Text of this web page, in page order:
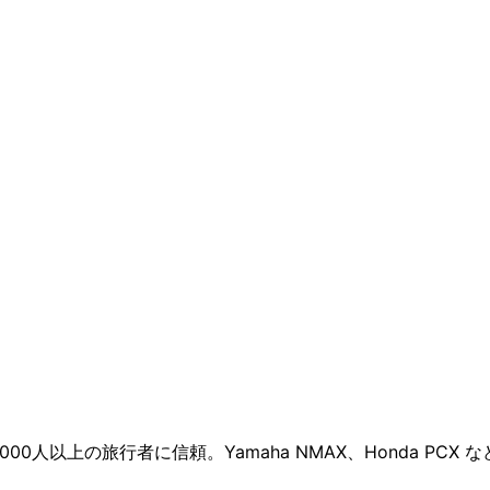
人以上の旅行者に信頼。Yamaha NMAX、Honda PCX な